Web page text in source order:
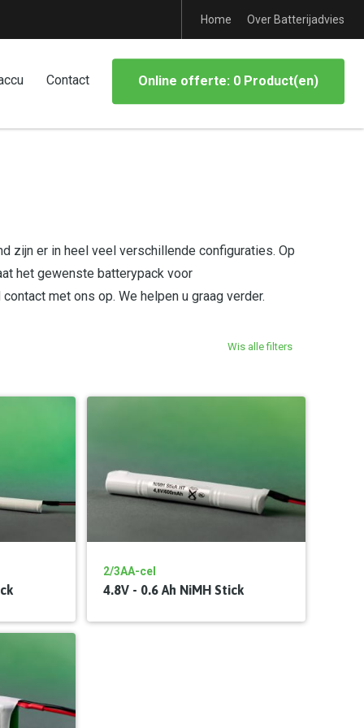
Home Over Batterijadvies
Contact Online offerte: 0 Product(en)
zijn er in heel veel verschillende configuraties. Op
het gewenste batterypack voor
met ons op. We helpen u graag verder.
Wis alle filters
2/3AA-cel
4.8V - 0.6 Ah NiMH Stick